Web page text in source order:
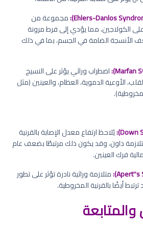
مجموعة من
على الكولاجين، مما يؤدي إلى فرط مرونة
الأنسجة الضامة في الجسم، بما في ذلك
اضطراب وراثي يؤثر على النسيج
الأوعية الدموية، العظام، والعينين (مثل
يُلاحظ ارتفاع معدل الإصابة بالقرنية
داون، وقد يكون ذلك مرتبطًا بضعف عام
فرك العينين.
متلازمة وراثية نادرة تؤثر على تطور
أيضًا بالقرنية المخروطية.